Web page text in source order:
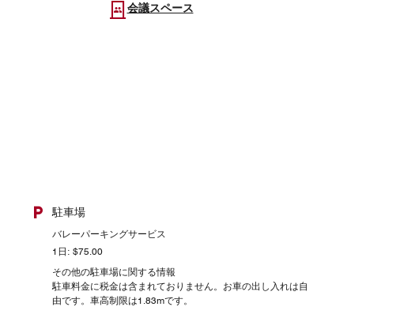
会議スペース
駐車場
バレーパーキングサービス
1日: $75.00
その他の駐車場に関する情報
駐車料金に税金は含まれておりません。お車の出し入れは自
由です。車高制限は1.83mです。